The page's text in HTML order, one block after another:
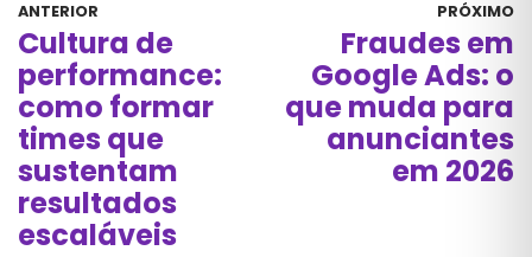
ANTERIOR
Cultura de
performance:
como formar
times que
sustentam
resultados
escaláveis
PRÓXIMO
Fraudes em
Google Ads: o
que muda para
anunciantes
em 2026